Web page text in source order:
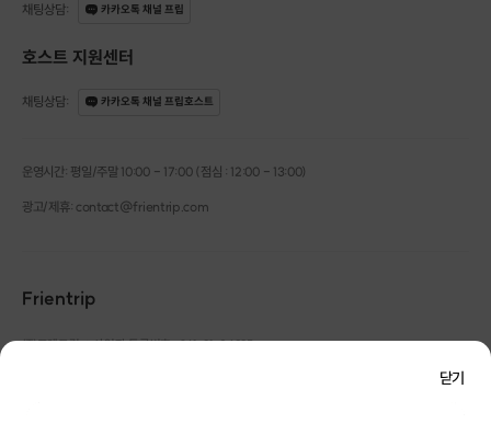
닫기
채팅상담: 카카오톡 채널 프립
호스트 지원센터
채팅상담: 카카오톡 채널 프립호스트
운영시간: 평일/주말 10:00 - 17:00 (점심 : 12:00 - 13:00)
광고/제휴: contact@frientrip.com
Frientrip
㈜프렌트립 | 사업자 등록번호 : 261-81-04385